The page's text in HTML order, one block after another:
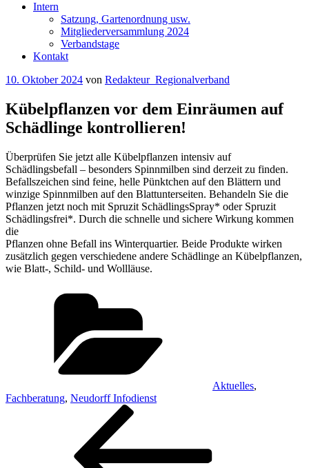
Intern
Satzung, Gartenordnung usw.
Mitgliederversammlung 2024
Verbandstage
Kontakt
Veröffentlicht
10. Oktober 2024 von Redakteur_Regionalverband
Kübelpflanzen vor dem Einräumen auf
Schädlinge kontrollieren!
Überprüfen Sie jetzt alle Kübelpflanzen intensiv auf
Schädlingsbefall – besonders Spinnmilben sind derzeit zu finden.
Befallszeichen sind feine, helle Pünktchen auf den Blättern und
winzige Spinnmilben auf den Blattunterseiten. Behandeln Sie die
Pflanzen jetzt noch mit Spruzit SchädlingsSpray* oder Spruzit
Schädlingsfrei*. Durch die schnelle und sichere Wirkung kommen
die
Pflanzen ohne Befall ins Winterquartier. Beide Produkte wirken
zusätzlich gegen verschiedene andere Schädlinge an Kübelpflanzen,
wie Blatt-, Schild- und Wollläuse.
Aktuelles,
Fachberatung, Neudorff Infodienst
Beitragsnavigation